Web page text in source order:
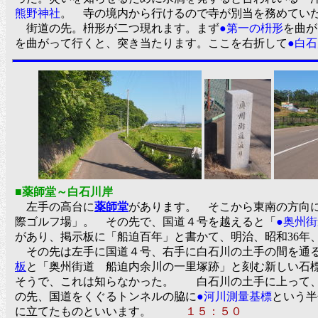
熊野神社。 寺の境内から行けるので寺が別当を務めてい
街道の先。枡形が二つ現れます。まず●第一の枡形を曲
を曲がって行くと、突き当たります。ここを右折して●白
■薬師堂～白石川岸
左手の高台に薬師堂があります。 そこから東南の方向
際ゴルフ場」。 その先で、国道４号を越えると「 ●奥州
があり、掲示板に「船迫百年」と書かて、明治、昭和36
その先は左手に国道４号、右手に白石川の土手の間を
板 と「奥州街道 船迫内余川の一里塚跡」と刻む新しい
そうで、これは知らなかった。 白石川の土手に上って
の先、国道をくぐるトンネルの脇に●河川測量基標という
に立てたものといいます。
１５：５０